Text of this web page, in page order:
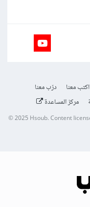
اكتب معنا
درّب معنا
مركز المساعدة
© 2025Hsoub.Content